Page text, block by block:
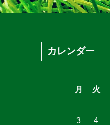
カレンダー
月
火
3
4